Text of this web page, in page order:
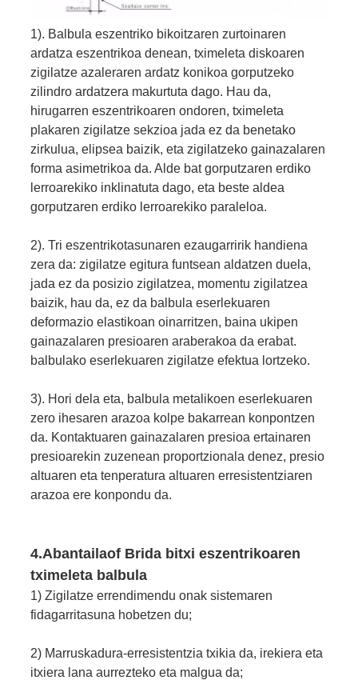
1). Balbula eszentriko bikoitzaren zurtoinaren
ardatza eszentrikoa denean, tximeleta diskoaren
zigilatze azaleraren ardatz konikoa gorputzeko
zilindro ardatzera makurtuta dago. Hau da,
hirugarren eszentrikoaren ondoren, tximeleta
plakaren zigilatze sekzioa jada ez da benetako
zirkulua, elipsea baizik, eta zigilatzeko gainazalaren
forma asimetrikoa da. Alde bat gorputzaren erdiko
lerroarekiko inklinatuta dago, eta beste aldea
gorputzaren erdiko lerroarekiko paraleloa.
2). Tri eszentrikotasunaren ezaugarririk handiena
zera da: zigilatze egitura funtsean aldatzen duela,
jada ez da posizio zigilatzea, momentu zigilatzea
baizik, hau da, ez da balbula eserlekuaren
deformazio elastikoan oinarritzen, baina ukipen
gainazalaren presioaren araberakoa da erabat.
balbulako eserlekuaren zigilatze efektua lortzeko.
3). Hori dela eta, balbula metalikoen eserlekuaren
zero ihesaren arazoa kolpe bakarrean konpontzen
da. Kontaktuaren gainazalaren presioa ertainaren
presioarekin zuzenean proportzionala denez, presio
altuaren eta tenperatura altuaren erresistentziaren
arazoa ere konpondu da.
4.Abantailaof Brida bitxi eszentrikoaren
tximeleta balbula
1) Zigilatze errendimendu onak sistemaren
fidagarritasuna hobetzen du;
2) Marruskadura-erresistentzia txikia da, irekiera eta
itxiera lana aurrezteko eta malgua da;